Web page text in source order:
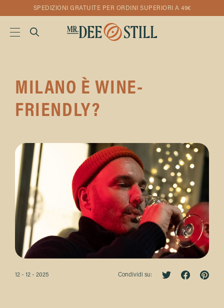
SPEDIZIONI GRATUITE PER ORDINI SUPERIORI A 49€
MILANO È WINE-
FRIENDLY?
12 - 12 - 2025 Condividi su: